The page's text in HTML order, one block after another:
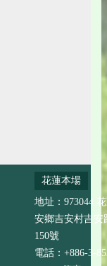
花蓮本場
地址：973044
安鄉吉安村吉安
150號
電話：+886-3-